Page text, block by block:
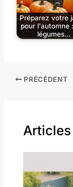
Préparez votre
pour l'automne
légumes…
PRÉCÉDENT